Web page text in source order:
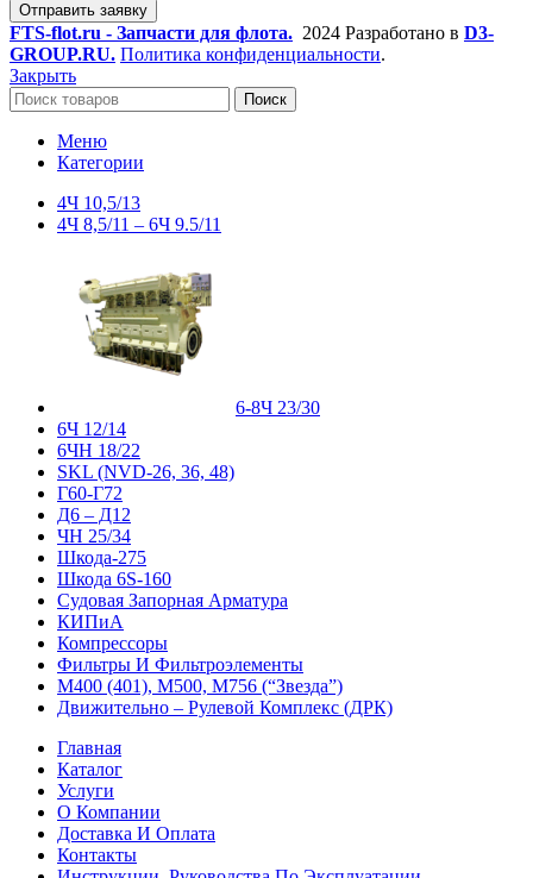
Отправить заявку
FTS-flot.ru - Запчасти для флота. 2024 Разработано в D3-
GROUP.RU. Политика конфиденциальности.
Закрыть
Поиск
Меню
Категории
4Ч 10,5/13
4Ч 8,5/11 – 6Ч 9.5/11
6-8Ч 23/30
6Ч 12/14
6ЧН 18/22
SKL (NVD-26, 36, 48)
Г60-Г72
Д6 – Д12
ЧН 25/34
Шкода-275
Шкода 6S-160
Судовая Запорная Арматура
КИПиА
Компрессоры
Фильтры И Фильтроэлементы
М400 (401), М500, М756 (“Звезда”)
Движительно – Рулевой Комплекс (ДРК)
Главная
Каталог
Услуги
О Компании
Доставка И Оплата
Контакты